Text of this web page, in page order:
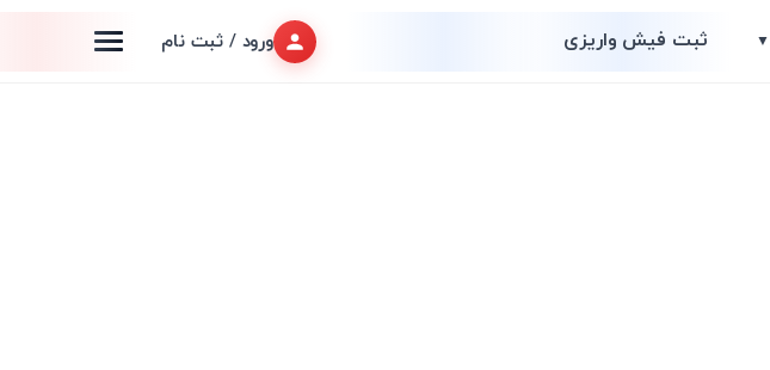
▼ ثبت فیش واریزی ورود / ثبت نام